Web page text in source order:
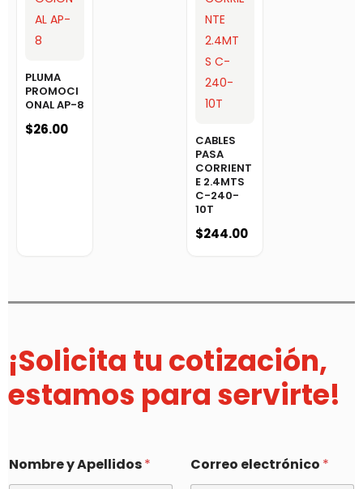
PLUMA
PROMOCI
ONAL AP-8
$26.00
CABLES
PASA
CORRIENT
E 2.4MTS
C-240-
10T
$244.00
¡Solicita tu cotización,
estamos para servirte!
Nombre y Apellidos* Correo electrónico *